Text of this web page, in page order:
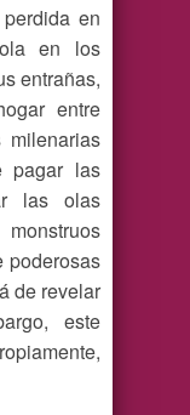
en
en los
entrañas,
entre
milenarias
pagar las
las olas
poderosas
de revelar
este